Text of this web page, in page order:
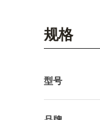
规格
型号